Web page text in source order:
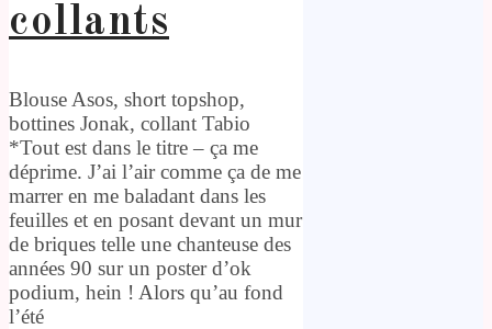
collants
Blouse Asos, short topshop,
bottines Jonak, collant Tabio
*Tout est dans le titre – ça me
déprime. J’ai l’air comme ça de me
marrer en me baladant dans les
feuilles et en posant devant un mur
de briques telle une chanteuse des
années 90 sur un poster d’ok
podium, hein ! Alors qu’au fond
l’été